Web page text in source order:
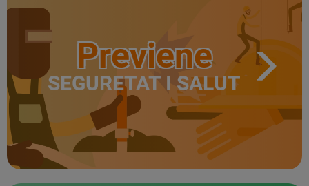
Previene
SEGURETAT I SALUT